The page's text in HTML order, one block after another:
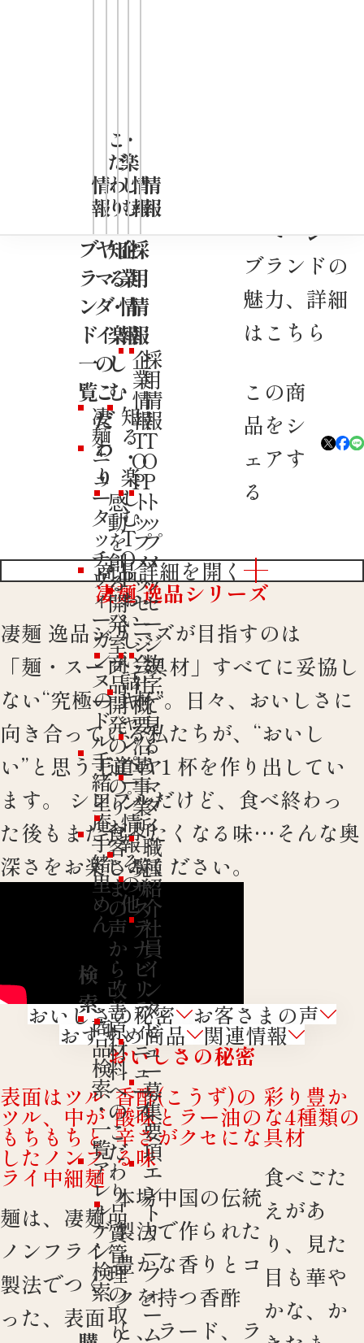
情
報
ブ
ラ
ン
ド
一
覧
凄
麺
ニ
ュ
ー
タ
ッ
チ
ヴ
ィ
ー
ガ
ン
ヌ
ー
ド
ル
手
緒
里
庵
手
緒
里
め
ん
検
索
商
品
検
索
・
一
覧
ア
レ
ル
ゲ
ン
検
索
こ
だ
わ
り
ヤ
マ
ダ
イ
の
こ
だ
わ
り
感
動
を
創
る
開
発
室
商
品
開
発
の
道
の
り
お
客
さ
ま
の
声
か
ら
改
善
原
材
料
へ
の
こ
だ
わ
り
品
質
管
理
の
取
り
・
楽
し
む
知
る
・
楽
し
む
知
る
・
楽
し
む
T
O
P
お
い
し
い
話
キ
ャ
ン
ペ
ー
ン
情
報
そ
の
他
情
報
企
業
情
報
企
業
情
報
T
O
P
ト
ッ
プ
メ
ッ
セ
ー
ジ
会
社
概
要
沿
革
事
業
所
一
覧
サ
ス
テ
ナ
ビ
リ
テ
ィ
ニ
ュ
ー
ス
情
報
採
用
情
報
採
用
情
報
T
O
P
ト
ッ
プ
メ
ッ
セ
ー
ジ
数
字
で
見
る
ヤ
マ
ダ
イ
職
種
紹
介
社
員
イ
ン
タ
ビ
ュ
ー
募
集
要
項
エ
ン
ト
リ
ー
フ
ォ
ー
ム
ページ
ブランドの
魅力、詳細
はこちら
この商
品をシ
ェアす
る
商品詳細を開く
凄麺 逸品シリーズ
凄麺 逸品シリーズが目指すのは
「麺・スープ・具材」すべてに妥協し
ない“究極の１杯”。日々、おいしさに
向き合っている私たちが、“おいし
い”と思う王道の１杯を作り出してい
ます。 シンプルだけど、食べ終わっ
た後もまた食べたくなる味…そんな奥
深さをお楽しみください。
おいしさの秘密 お客さまの声
おすすめ商品 関連情報
おいしさの秘密
表面はツル
ツル、中が
もちもちと
したノンフ
ライ中細麺
麺は、凄麺
ノンフライ
製法でつく
った、表面
香酢(こうず)の
酸味とラー油の
辛さがクセにな
る味
本場中国の伝統
製法で作られた
豊かな香りとコ
クを持つ香酢
と、ラード、ラ
彩り豊か
な4種類の
具材
食べごた
えがあ
り、見た
目も華や
かな、か